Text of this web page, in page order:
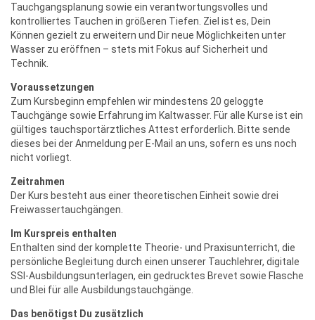
Tauchgangsplanung sowie ein verantwortungsvolles und
kontrolliertes Tauchen in größeren Tiefen. Ziel ist es, Dein
Können gezielt zu erweitern und Dir neue Möglichkeiten unter
Wasser zu eröffnen – stets mit Fokus auf Sicherheit und
Technik.
Voraussetzungen
Zum Kursbeginn empfehlen wir mindestens 20 geloggte
Tauchgänge sowie Erfahrung im Kaltwasser. Für alle Kurse ist ein
gültiges tauchsportärztliches Attest erforderlich. Bitte sende
dieses bei der Anmeldung per E-Mail an uns, sofern es uns noch
nicht vorliegt.
Zeitrahmen
Der Kurs besteht aus einer theoretischen Einheit sowie drei
Freiwassertauchgängen.
Im Kurspreis enthalten
Enthalten sind der komplette Theorie- und Praxisunterricht, die
persönliche Begleitung durch einen unserer Tauchlehrer, digitale
SSI-Ausbildungsunterlagen, ein gedrucktes Brevet sowie Flasche
und Blei für alle Ausbildungstauchgänge.
Das benötigst Du zusätzlich